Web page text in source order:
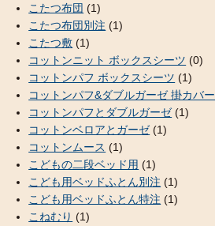
こたつ布団 (1)
こたつ布団別注 (1)
こたつ敷 (1)
コットンニット ボックスシーツ (0)
コットンパフ ボックスシーツ (1)
コットンパフ&ダブルガーゼ 掛カバー
コットンパフとダブルガーゼ(1)
コットンベロアとガーゼ(1)
コットンムース (1)
こどもの二段ベッド用 (1)
こども用ベッドふとん別注 (1)
こども用ベッドふとん特注 (1)
こねむり (1)